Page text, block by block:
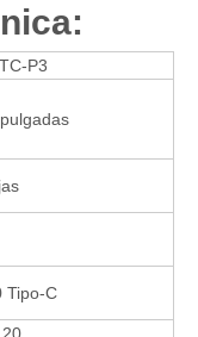
P3
Tipo-C